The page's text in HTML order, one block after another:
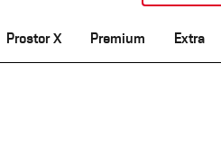
Prostor X Premium Extra